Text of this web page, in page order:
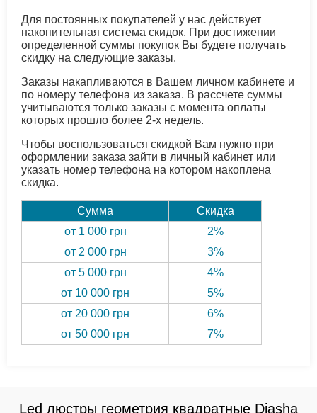
Для постоянных покупателей у нас действует
накопительная система скидок. При достижении
определенной суммы покупок Вы будете получать
скидку на следующие заказы.
Заказы накапливаются в Вашем личном кабинете и
по номеру телефона из заказа. В рассчете суммы
учитываются только заказы с момента оплаты
которых прошло более 2-х недель.
Чтобы воспользоваться скидкой Вам нужно при
оформлении заказа зайти в личный кабинет или
указать номер телефона на котором накоплена
скидка.
Сумма
Скидка
от 1 000 грн
2%
от 2 000 грн
3%
от 5 000 грн
4%
от 10 000 грн
5%
от 20 000 грн
6%
от 50 000 грн
7%
Led люстры геометрия квадратные Diasha